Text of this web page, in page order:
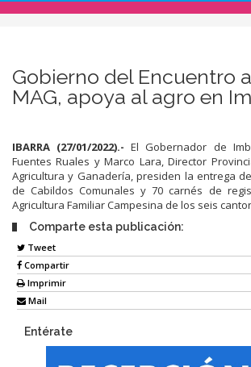
Gobierno del Encuentro
MAG, apoya al agro en
IBARRA (27/01/2022).- El Gobernador de
Fuentes Ruales y Marco Lara, Director
Agricultura y Ganadería, presiden la entrega
de Cabildos Comunales y 70 carnés de
Agricultura Familiar Campesina de los seis
Comparte esta publicación:
Tweet
Compartir
Imprimir
Mail
Entérate